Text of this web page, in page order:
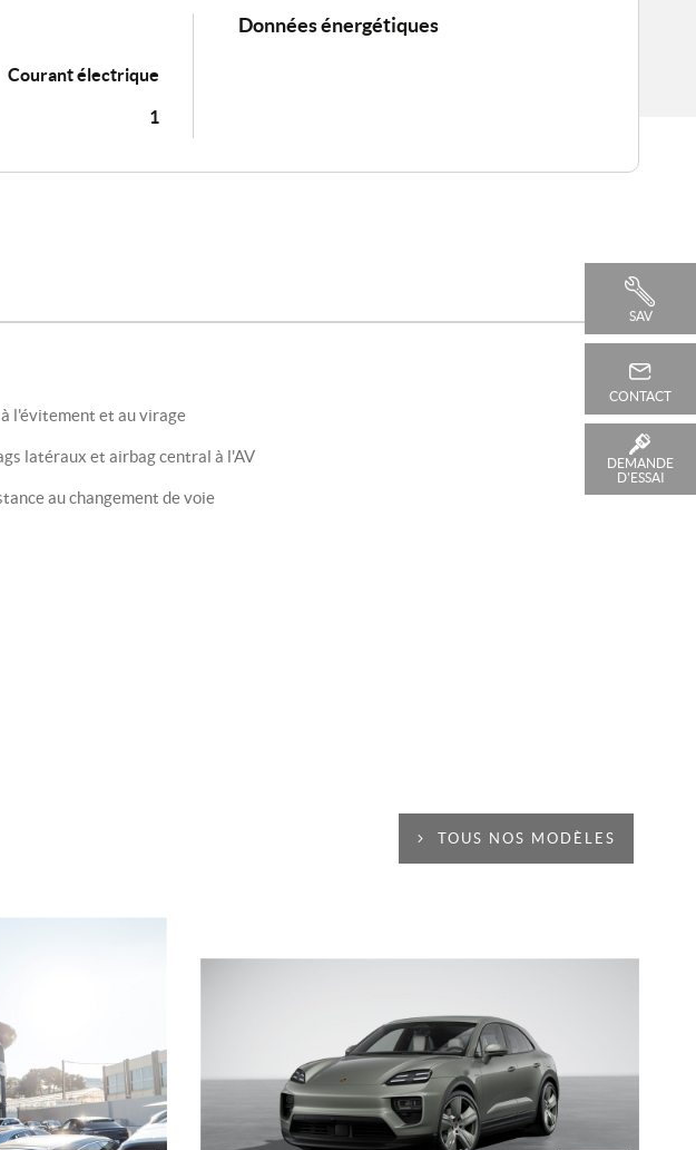
SAV
CONTACT
DEMANDE
D'ESSAI
Courant électrique
1
Données énergétiques
l'évitement et au virage
latéraux et airbag central à l'AV
au changement de voie
TOUS NOS MODÈLES